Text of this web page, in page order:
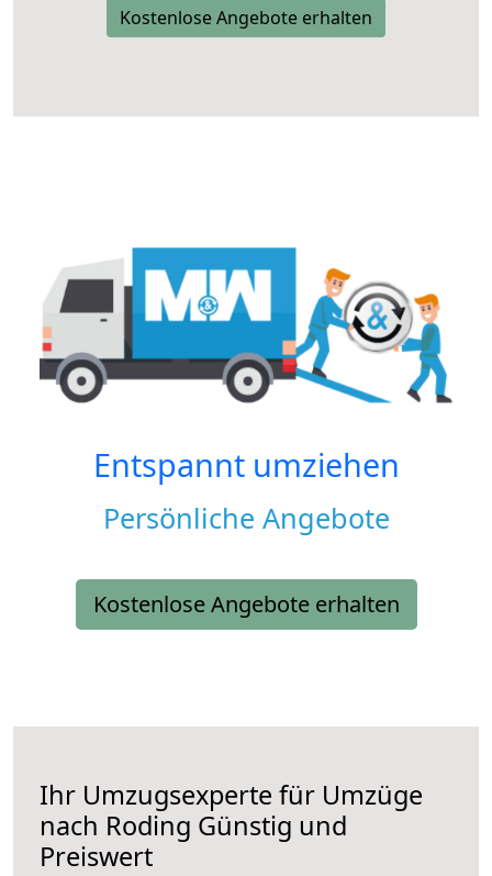
Kostenlose Angebote erhalten
Entspannt umziehen
Persönliche Angebote
Kostenlose Angebote erhalten
Ihr Umzugsexperte für Umzüge
nach Roding Günstig und
Preiswert